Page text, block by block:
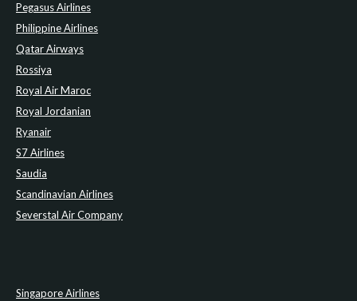
Pegasus Airlines
Philippine Airlines
Qatar Airways
Rossiya
Royal Air Maroc
Royal Jordanian
Ryanair
S7 Airlines
Saudia
Scandinavian Airlines
Severstal Air Company
Singapore Airlines